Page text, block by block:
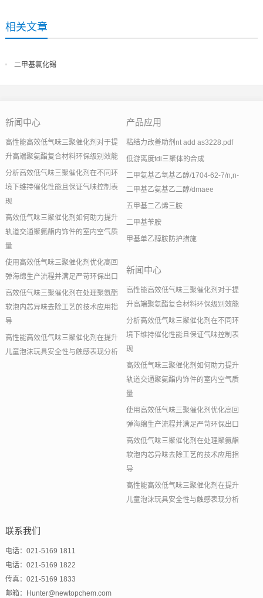
相关文章
二甲基氯化锡
新闻中心
高性能高效低气味三聚催化剂对于提
升高端聚氨酯复合材料环保级别效能
分析高效低气味三聚催化剂在不同环
境下维持催化性能且保证气味控制表
现
高效低气味三聚催化剂如何助力提升
轨道交通聚氨酯内饰件的室内空气质
量
使用高效低气味三聚催化剂优化高回
弹海绵生产流程并满足严苛环保出口
高效低气味三聚催化剂在处理聚氨酯
软泡内芯异味去除工艺的技术应用指
导
高性能高效低气味三聚催化剂在提升
儿童泡沫玩具安全性与触感表现分析
产品应用
粘结力改善助剂nt add as3228.pdf
低游离度tdi三聚体的合成
二甲氨基乙氧基乙醇/1704-62-7/n,n-
二甲基乙氨基乙二醇/dmaee
五甲基二乙烯三胺
二甲基苄胺
甲基单乙醇胺防护措施
新闻中心
高性能高效低气味三聚催化剂对于提
升高端聚氨酯复合材料环保级别效能
分析高效低气味三聚催化剂在不同环
境下维持催化性能且保证气味控制表
现
高效低气味三聚催化剂如何助力提升
轨道交通聚氨酯内饰件的室内空气质
量
使用高效低气味三聚催化剂优化高回
弹海绵生产流程并满足严苛环保出口
高效低气味三聚催化剂在处理聚氨酯
软泡内芯异味去除工艺的技术应用指
导
高性能高效低气味三聚催化剂在提升
儿童泡沫玩具安全性与触感表现分析
联系我们
电话：021-5169 1811
电话：021-5169 1822
传真：021-5169 1833
邮箱：Hunter@newtopchem.com